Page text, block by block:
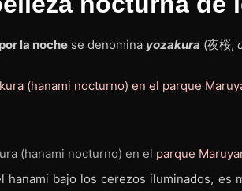
por la noche se denomina yozakura (夜桜,
(hanami nocturno) en el parque
hanami bajo los cerezos iluminados, es